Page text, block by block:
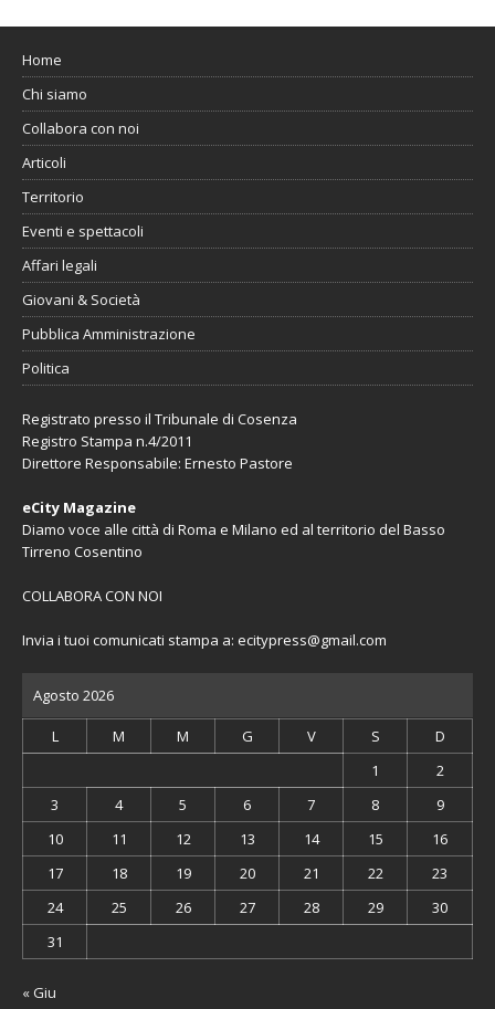
Home
Chi siamo
Collabora con noi
Articoli
Territorio
Eventi e spettacoli
Affari legali
Giovani & Società
Pubblica Amministrazione
Politica
Registrato presso il Tribunale di Cosenza
Registro Stampa n.4/2011
Direttore Responsabile: Ernesto Pastore
eCity Magazine
Diamo voce alle città di Roma e Milano ed al territorio del Basso
Tirreno Cosentino
COLLABORA CON NOI
Invia i tuoi comunicati stampa a: ecitypress@gmail.com
Agosto 2026
L M M G V S
D
1
2
3
4 5 6 7 8
9
10
11 12 13 14 15
16
17
18 19 20 21 22
23
24
25 26 27 28 29
30
31
« Giu